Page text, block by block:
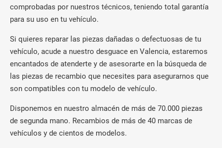
comprobadas por nuestros técnicos, teniendo total garantía
para su uso en tu vehículo.
Si quieres reparar las piezas dañadas o defectuosas de tu
vehículo, acude a nuestro desguace en Valencia, estaremos
encantados de atenderte y de asesorarte en la búsqueda de
las piezas de recambio que necesites para asegurarnos que
son compatibles con tu modelo de vehículo.
Disponemos en nuestro almacén de más de 70.000 piezas
de segunda mano. Recambios de más de 40 marcas de
vehículos y de cientos de modelos.